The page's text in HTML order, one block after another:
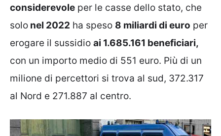
considerevole per le casse dello stato, che
solo nel 2022 ha speso 8 miliardi di euro per
erogare il sussidio ai 1.685.161 beneficiari,
con un importo medio di 551 euro. Più di un
milione di percettori si trova al sud, 372.317
al Nord e 271.887 al centro.